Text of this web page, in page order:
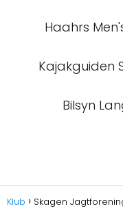
Haahrs
Kajakguiden
Bilsyn
Klub Skagen